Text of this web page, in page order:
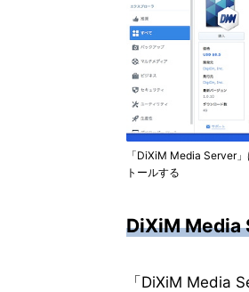
「DiXiM Media Server
トールする
DiXiM Media
「DiXiM Media